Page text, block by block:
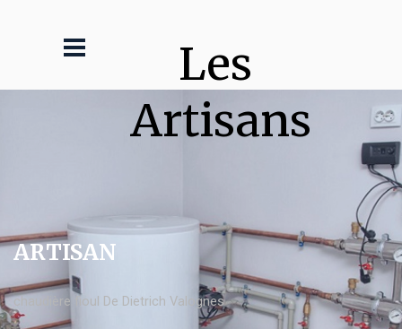
Les
Artisans
ARTISAN
chaudière fioul De Dietrich Valognes